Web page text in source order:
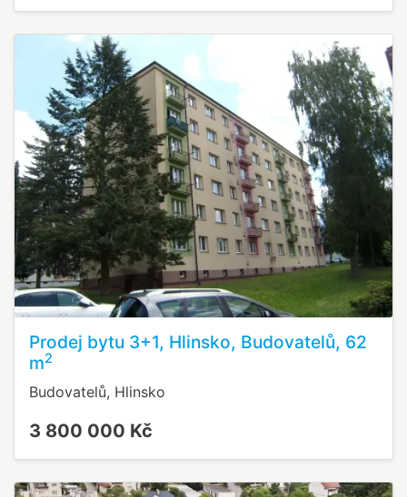
Prodej bytu 3+1, Hlinsko, Budovatelů, 62
m2
Budovatelů, Hlinsko
3 800 000 Kč